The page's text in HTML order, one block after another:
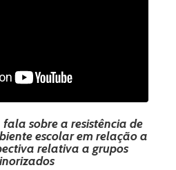
sobre a resistência de
escolar em relação a
relativa a grupos